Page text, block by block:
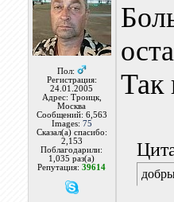
Пол:
Регистрация:
24.01.2005
Адрес: Троицк,
Москва
Сообщений: 6,563
Images: 75
Сказал(а) спасибо:
2,153
Поблагодарили:
1,035 раз(а)
Репутация:39614
Так